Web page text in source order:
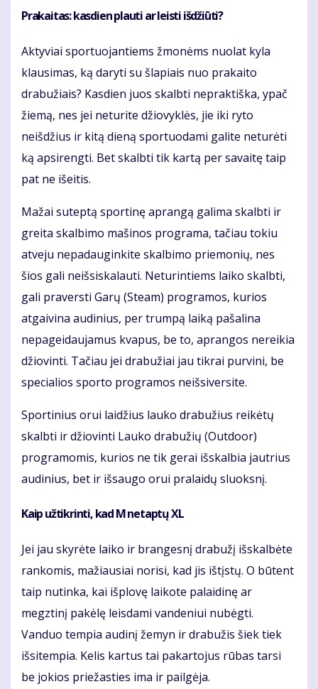
Prakaitas: kasdien plauti ar leisti išdžiūti?
Aktyviai sportuojantiems žmonėms nuolat kyla
klausimas, ką daryti su šlapiais nuo prakaito
drabužiais? Kasdien juos skalbti nepraktiška, ypač
žiemą, nes jei neturite džiovyklės, jie iki ryto
neišdžius ir kitą dieną sportuodami galite neturėti
ką apsirengti. Bet skalbti tik kartą per savaitę taip
pat ne išeitis.
Mažai suteptą sportinę aprangą galima skalbti ir
greita skalbimo mašinos programa, tačiau tokiu
atveju nepadauginkite skalbimo priemonių, nes
šios gali neišsiskalauti. Neturintiems laiko skalbti,
gali praversti Garų (Steam) programos, kurios
atgaivina audinius, per trumpą laiką pašalina
nepageidaujamus kvapus, be to, aprangos nereikia
džiovinti. Tačiau jei drabužiai jau tikrai purvini, be
specialios sporto programos neišsiversite.
Sportinius orui laidžius lauko drabužius reikėtų
skalbti ir džiovinti Lauko drabužių (Outdoor)
programomis, kurios ne tik gerai išskalbia jautrius
audinius, bet ir išsaugo orui pralaidų sluoksnį.
Kaip užtikrinti, kad M netaptų XL
Jei jau skyrėte laiko ir brangesnį drabužį išskalbėte
rankomis, mažiausiai norisi, kad jis ištįstų. O būtent
taip nutinka, kai išplovę laikote palaidinę ar
megztinį pakėlę leisdami vandeniui nubėgti.
Vanduo tempia audinį žemyn ir drabužis šiek tiek
išsitempia. Kelis kartus tai pakartojus rūbas tarsi
be jokios priežasties ima ir pailgėja.